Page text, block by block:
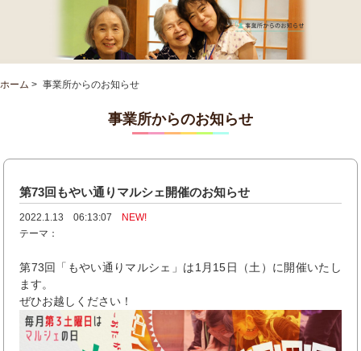
ホーム > 事業所からのお知らせ
事業所からのお知らせ
第73回もやい通りマルシェ開催のお知らせ
2022.1.13 06:13:07
NEW!
テーマ：
第73回「もやい通りマルシェ」は1月15日（土）に開催いたし
ます。
ぜひお越しください！